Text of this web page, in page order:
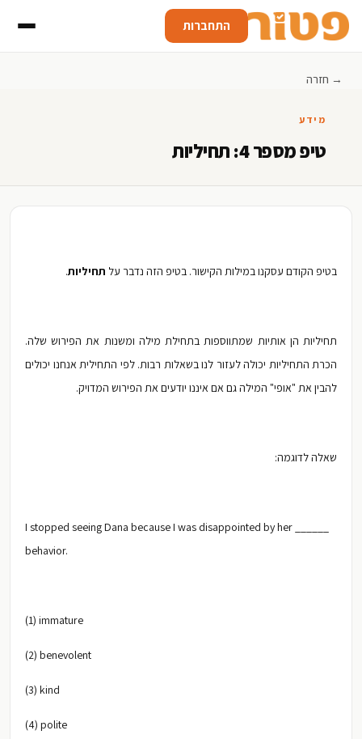
התחברות
→ חזרה
מידע
טיפ מספר 4: תחיליות
בטיפ הקודם עסקנו במילות הקישור. בטיפ הזה נדבר על תחיליות.
תחיליות הן אותיות שמתווספות בתחילת מילה ומשנות את הפירוש שלה.
הכרת התחיליות יכולה לעזור לנו בשאלות רבות. לפי התחילית אנחנו יכולים
להבין את "אופי" המילה גם אם איננו יודעים את הפירוש המדויק.
שאלה לדוגמה:
I stopped seeing Dana because I was disappointed by her ______
behavior.
(1) immature
(2) benevolent
(3) kind
(4) polite